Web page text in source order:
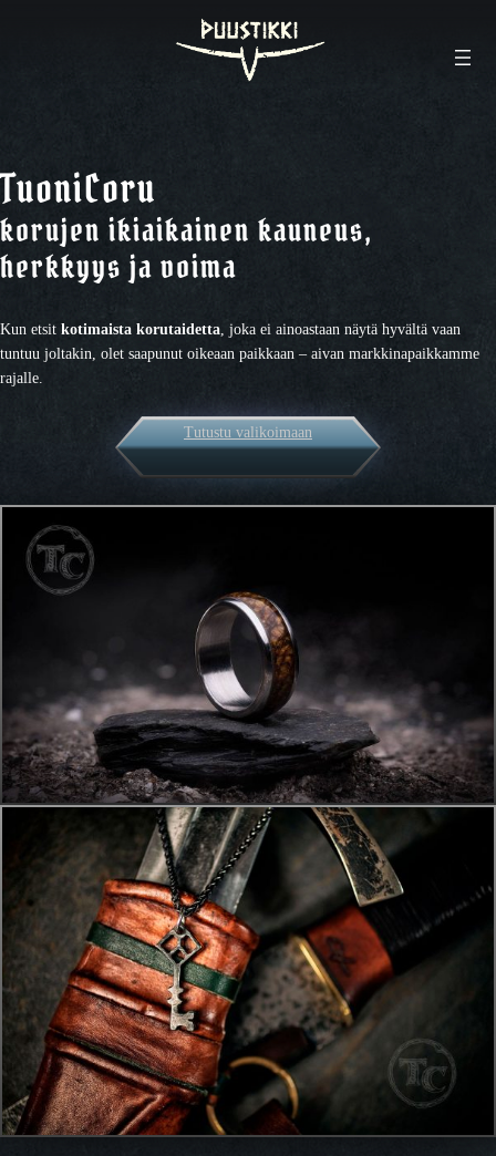
TuoniCoru
korujen ikiaikainen kauneus,
herkkyys ja voima
Kun etsit kotimaista korutaidetta, joka ei ainoastaan näytä hyvältä vaan
tuntuu joltakin, olet saapunut oikeaan paikkaan – aivan markkinapaikkamme
rajalle.
Tutustu valikoimaan